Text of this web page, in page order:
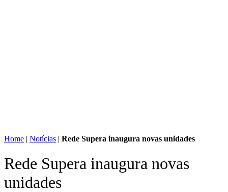
Home | Notícias | Rede Supera inaugura novas unidades
Rede Supera inaugura novas
unidades